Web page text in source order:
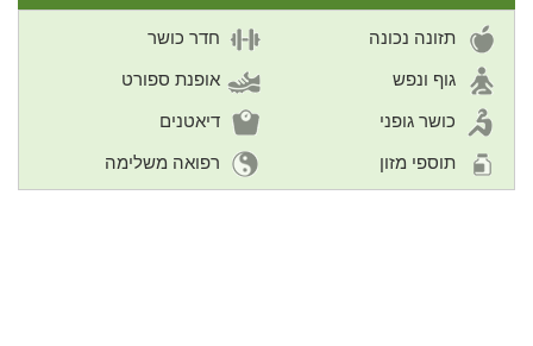
תזונה נכונה חדר כושר
גוף ונפש אופנת ספורט
כושר גופני דיאטנים
תוספי מזון רפואה משלימה